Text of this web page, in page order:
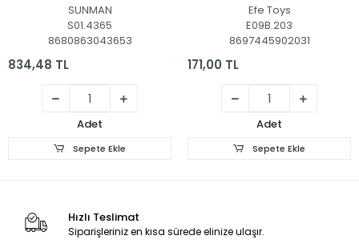
SUNMAN
S01.4365
8680863043653
834,48 TL
Adet
Sepete Ekle
Efe Toys
E09B.203
8697445902031
171,00 TL
Adet
Sepete Ekle
Hızlı Teslimat
Siparişleriniz en kısa sürede elinize ulaşır.